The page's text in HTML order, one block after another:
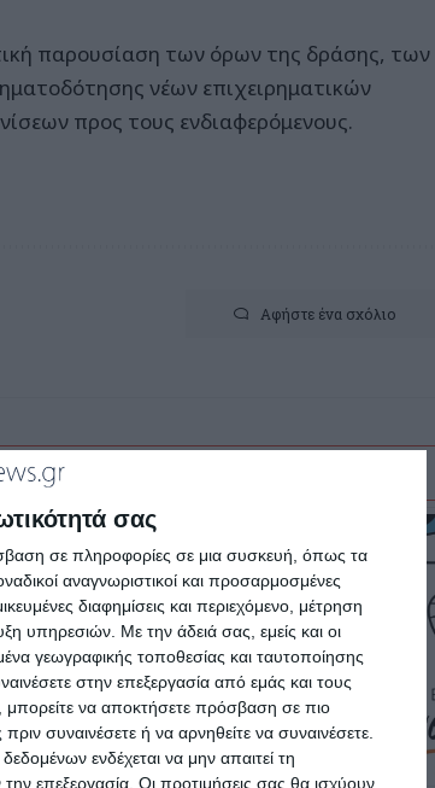
σας
σε πληροφορίες σε μια συσκευή, όπως τα
αναγνωριστικοί και προσαρμοσμένες
διαφημίσεις και περιεχόμενο, μέτρηση
υπηρεσιών. Με την άδειά σας, εμείς και οι
γεωγραφικής τοποθεσίας και ταυτοποίησης
στην επεξεργασία από εμάς και τους
να αποκτήσετε πρόσβαση σε πιο
συναινέσετε ή να αρνηθείτε να συναινέσετε.
ενδέχεται να μην απαιτεί τη
επεξεργασία. Οι προτιμήσεις σας θα ισχύουν
παρουσίαση των όρων της δράσης, των
νέων επιχειρηματικών
προς τους ενδιαφερόμενους.
Αφήστε ένα σχόλιο